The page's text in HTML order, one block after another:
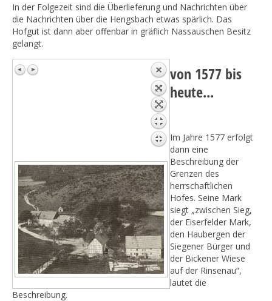
In der Folgezeit sind die Überlieferung und Nachrichten über
die Nachrichten über die Hengsbach etwas spärlich. Das
Hofgut ist dann aber offenbar in gräflich Nassauschen Besitz
gelangt.
von 1577 bis
heute...
Im Jahre 1577 erfolgt
dann eine
Beschreibung der
Grenzen des
herrschaftlichen
Hofes. Seine Mark
siegt „zwischen Sieg,
der Eiserfelder Mark,
den Haubergen der
Siegener Bürger und
der Bickener Wiese
auf der Rinsenau“,
lautet die
Beschreibung.